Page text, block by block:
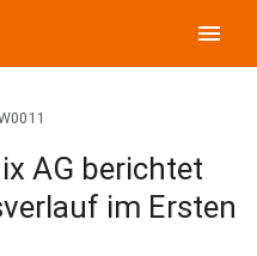
menu
AG berichtet
im Ersten